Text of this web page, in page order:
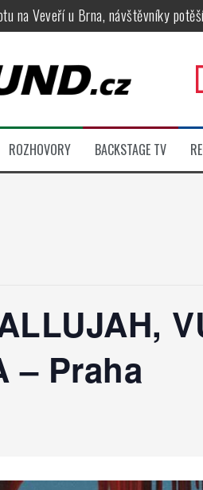
na Veveří u Brna, návštěvníky
Apocalyptica, legendární Root i s
legendy Anthrax a Accept
legendárních Camden parties,
ROZHOVORY BACKSTAGE TV
– Praha